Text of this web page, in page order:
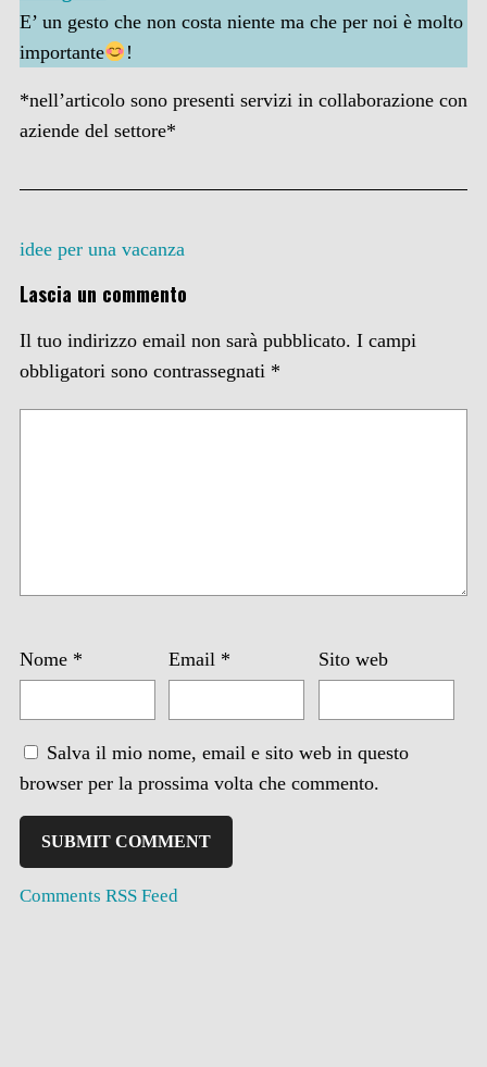
E’ un gesto che non costa niente ma che per noi è molto
importante
!
*nell’articolo sono presenti servizi in collaborazione con
aziende del settore*
idee per una vacanza
Lascia un commento
Il tuo indirizzo email non sarà pubblicato. I campi
obbligatori sono contrassegnati *
Nome * Email * Sito web
Salva il mio nome, email e sito web in questo
browser per la prossima volta che commento.
Comments RSS Feed